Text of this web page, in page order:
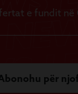
e fundit në
për